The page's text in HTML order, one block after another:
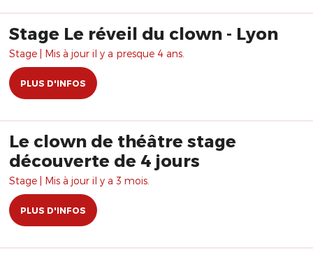
Stage Le réveil du clown - Lyon
Stage | Mis à jour il y a presque 4 ans.
PLUS D'INFOS
Le clown de théâtre stage
découverte de 4 jours
Stage | Mis à jour il y a 3 mois.
PLUS D'INFOS